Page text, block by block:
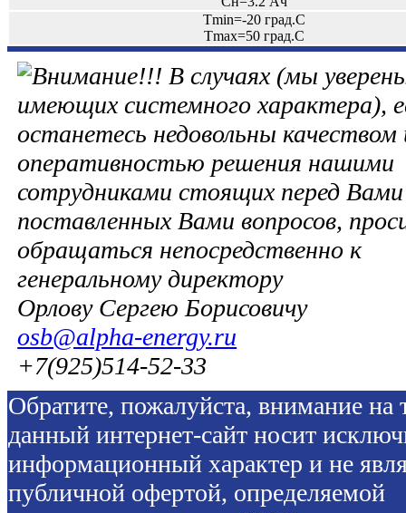
Tmin=-20 град.С
Tmax=50 град.С
В случаях (мы
имеющих системного характера),
останетесь недовольны качеством
оперативностью решения нашими
сотрудниками стоящих перед Вами
поставленных Вами вопросов,
обращаться непосредственно к
генеральному директору
Орлову Сергею Борисовичу
osb@alpha-energy.ru
+7(925)514-52-33
Обратите, пожалуйста, внимание на
данный интернет-сайт носит
информационный характер и не
публичной офертой, определяемой